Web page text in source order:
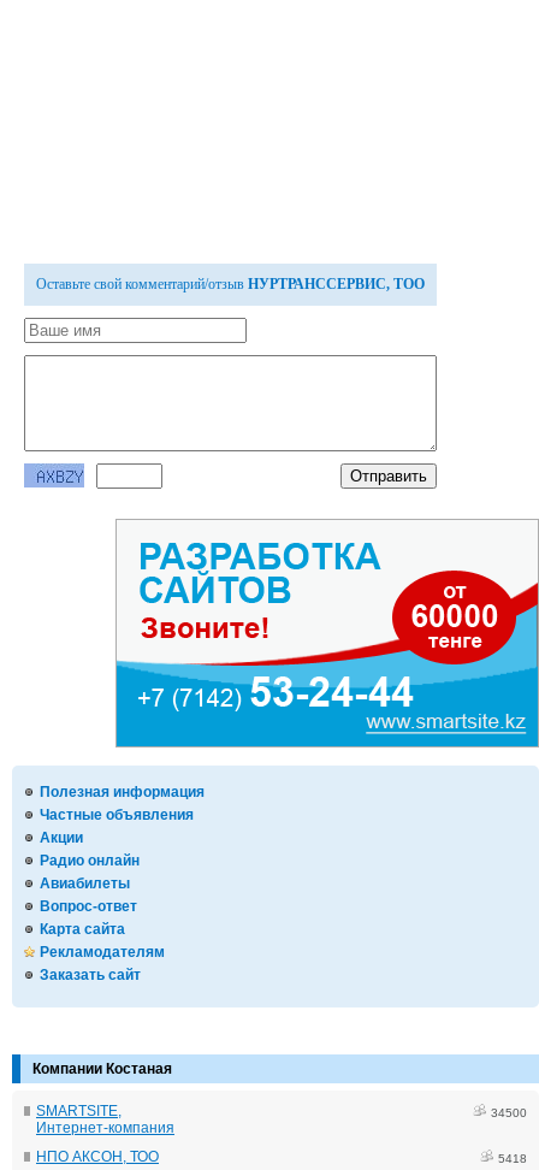
Полезная информация
Частные объявления
Акции
Радио онлайн
Авиабилеты
Вопрос-ответ
Карта сайта
Рекламодателям
Заказать сайт
Компании Костаная
SMARTSITE,
Интернет-компания
34500
НПО АКСОН, ТОО 5418
Оставьте свой комментарий/отзыв НУРТРАНССЕРВИС, ТОО